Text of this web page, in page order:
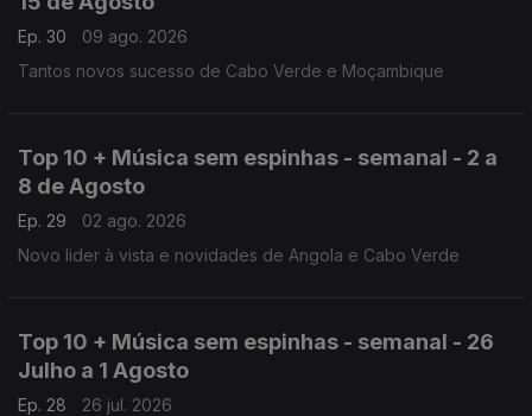
Ep. 30
09 ago. 2026
Tantos novos sucesso de Cabo Verde e Moçambique
Top 10 + Música sem espinhas - semanal - 2 a
8 de Agosto
Ep. 29
02 ago. 2026
Novo lider à vista e novidades de Angola e Cabo Verde
Top 10 + Música sem espinhas - semanal - 26
Julho a 1 Agosto
Ep. 28
26 jul. 2026